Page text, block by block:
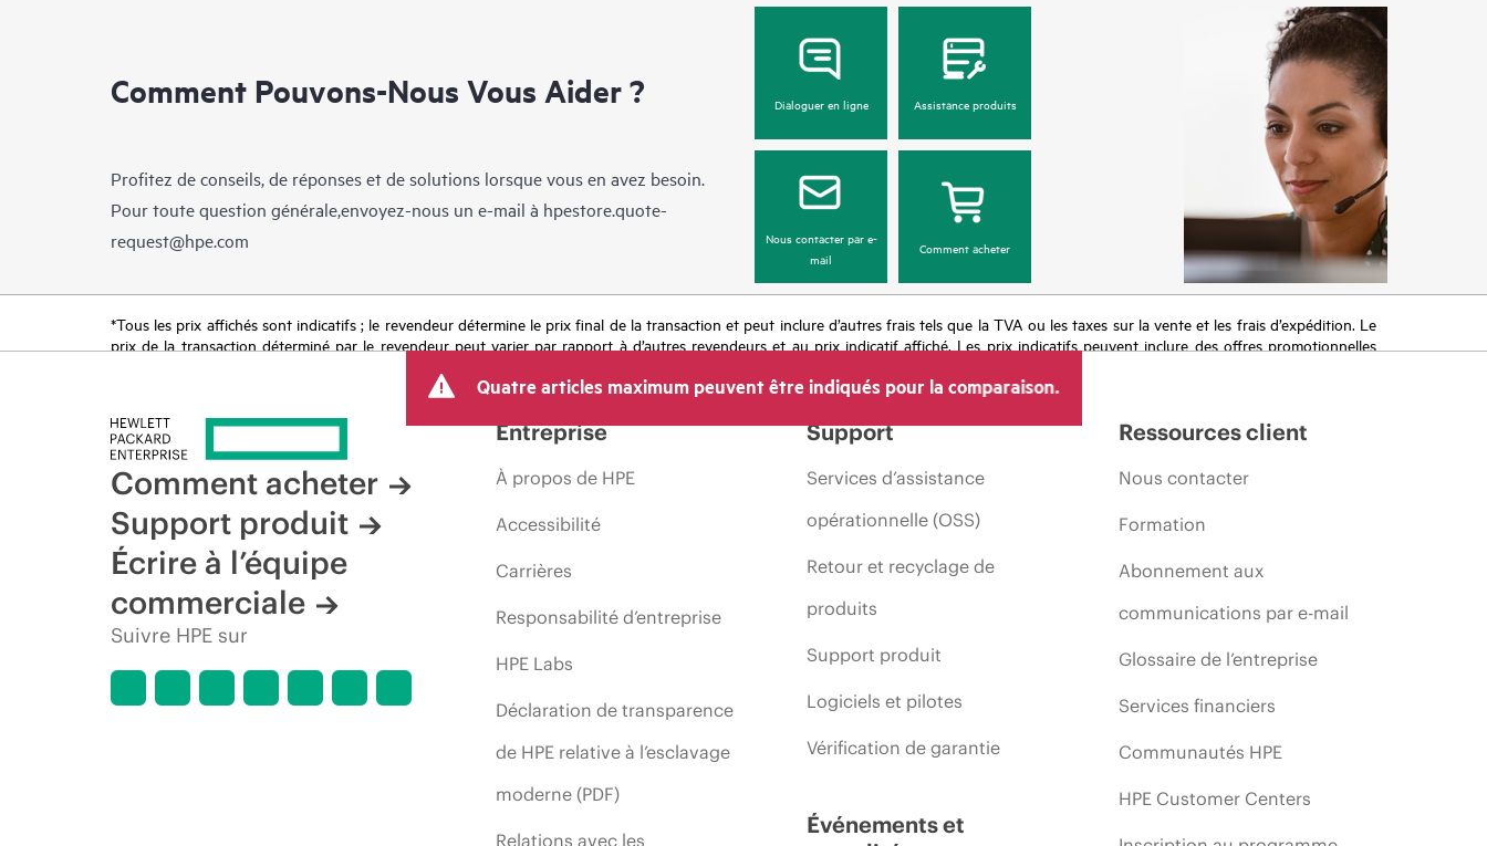
Comment Pouvons-Nous Vous Aider ?
Profitez de conseils, de réponses et de solutions lorsque vous en avez besoin.
Pour toute question générale,envoyez-nous un e-mail à hpestore.quote-
request@hpe.com
Dialoguer en ligne Assistance produits
Nous contacter par e-
mail
Comment acheter
*Tous les prix affichés sont indicatifs ; le revendeur détermine le prix final de la transaction et peut inclure d’autres frais tels que la TVA ou les taxes sur la vente et les frais d’expédition. Le
prix de la transaction déterminé par le revendeur peut varier par rapport à d’autres revendeurs et au prix indicatif affiché. Les prix indicatifs peuvent inclure des offres promotionnelles
produit, la disponibilité restreinte d’un produit, la fin d’une période de promotion et des erreurs dans les publicités.
Quatre articles maximum peuvent être indiqués pour la comparaison.
Comment acheter
Support produit
Écrire à l’équipe
commerciale
Suivre HPE sur
Entreprise
À propos de HPE
Accessibilité
Carrières
Responsabilité d’entreprise
HPE Labs
Déclaration de transparence
de HPE relative à l’esclavage
moderne (PDF)
Relations avec les
Support
Services d’assistance
opérationnelle (OSS)
Retour et recyclage de
produits
Support produit
Logiciels et pilotes
Vérification de garantie
Événements et
Ressources client
Nous contacter
Formation
Abonnement aux
communications par e-mail
Glossaire de l’entreprise
Services financiers
Communautés HPE
HPE Customer Centers